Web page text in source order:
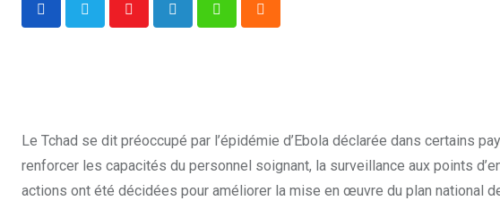
Le Tchad se dit préoccupé par l’épidémie d’Ebola déclarée dans certains
renforcer les capacités du personnel soignant, la surveillance aux points
actions ont été décidées pour améliorer la mise en œuvre du plan national